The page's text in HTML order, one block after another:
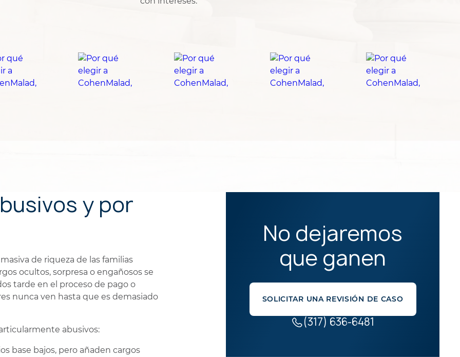
y por
de riqueza de las familias
ocultos, sorpresa o engañosos se
tarde en el proceso de pago o
nunca ven hasta que es demasiado
abusivos:
base bajos, pero añaden cargos
No dejaremos
que ganen
SOLICITAR UNA REVISIÓN DE CASO
(317) 636-6481